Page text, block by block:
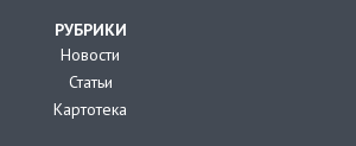
РУБРИКИ
Новости
Статьи
Картотека